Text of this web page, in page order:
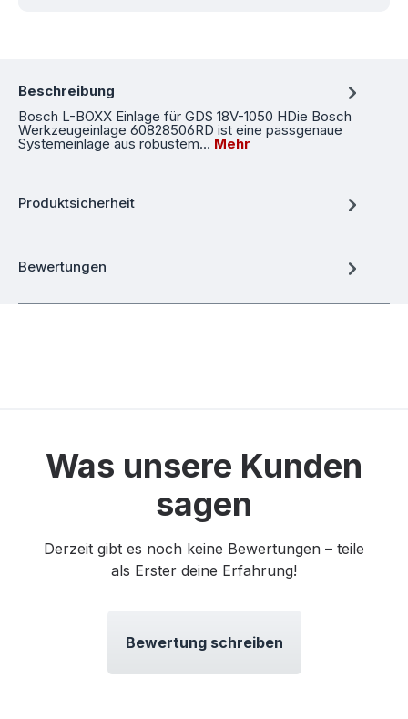
Beschreibung
Bosch L-BOXX Einlage für GDS 18V-1050 HDie Bosch
Werkzeugeinlage 60828506RD ist eine passgenaue
Systemeinlage aus robustem… Mehr
Produktsicherheit
Bewertungen
Was unsere Kunden
sagen
Derzeit gibt es noch keine Bewertungen – teile
als Erster deine Erfahrung!
Bewertung schreiben